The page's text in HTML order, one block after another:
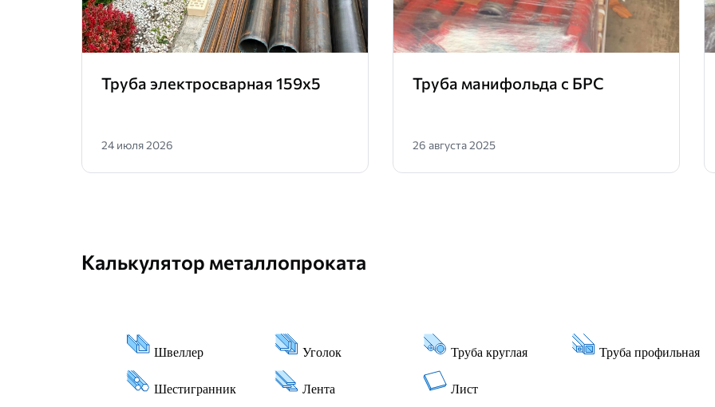
Труба электросварная 159х5
24 июля 2026
Труба манифольда с БРС
26 августа 2025
Калькулятор металлопроката